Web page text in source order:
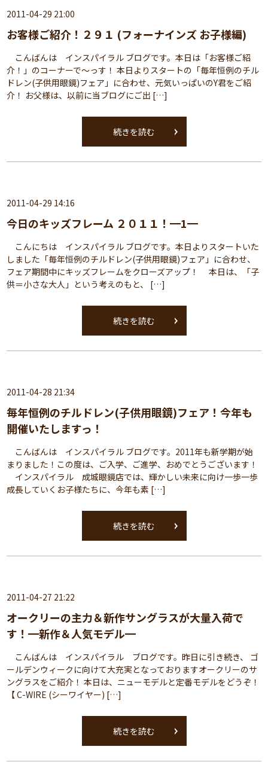
2011-04-29 21:00
お客様ご紹介！２９１ (フォーナインズ お子様編)
こんばんは インスパイラル ブログです。本日は「お客様ご紹
介！」のコーナーで～っす！ 本日よりスタートの「毎年恒例のチル
ドレン(子供用眼鏡)フェア」に合わせ、元気いっぱいのY君をご紹
介！ お父様は、以前に当ブログにご出 […]
続きを読む
2011-04-29 14:16
今日のキッズフレーム ２０１１！━1━
こんにちは インスパイラル ブログです。本日よりスタートいた
しました「毎年恒例のチルドレン(子供用眼鏡)フェア」に合わせ、
フェア期間中にキッズフレームをクローズアップ！ 本日は、「子
供＝小さな大人」という考えのもと、 […]
続きを読む
2011-04-28 21:34
毎年恒例のチルドレン(子供用眼鏡)フェア！今年も
開催いたしますっ！
こんばんは インスパイラル ブログです。2011年も新学期が始
まりました！この度は、ご入学、ご進学、おめでとうございます！
インスパイラル 成城眼鏡店では、輝かしい未来に向け一歩一歩
成長していくお子様たちに、今年も素 […]
続きを読む
2011-04-27 21:22
オークリーの主力＆新作サングラスが大量入荷で
す！━新作＆人気モデル━
こんばんは インスパイラル ブログです。昨日に引き続き、 ゴ
ールデンウィークに向けて大充実となっておりますオークリーのサ
ングラスをご紹介！ 本日は、ニューモデルと定番モデルをどうぞ！
【 C-WIRE (シーワイヤー) […]
続きを読む